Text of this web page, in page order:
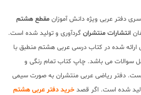
سری دفتر عربی ویژه دانش آموزان مقطع هشتم
انتشارات منتشران گردآوری و تولید شده است.
ارائه شده در کتاب درسی عربی هشتم منطبق با
می باشد. چاپ کتاب تمام رنگی و
دفتر ریاضی عربی منتشران به صورت سیمی
شده است. اگر قصد خرید دفتر عربی هشتم